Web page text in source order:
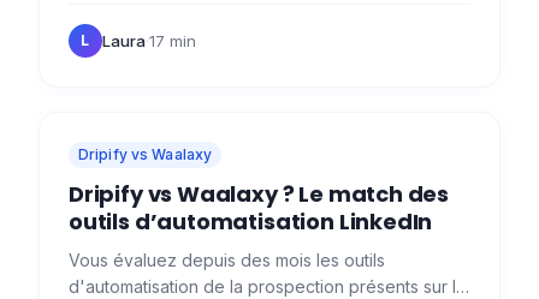
mais ce n’est…
L Laura·17 min
Dripify vs Waalaxy
Dripify vs Waalaxy ? Le match des
outils d’automatisation LinkedIn
Vous évaluez depuis des mois les outils
d'automatisation de la prospection présents sur le